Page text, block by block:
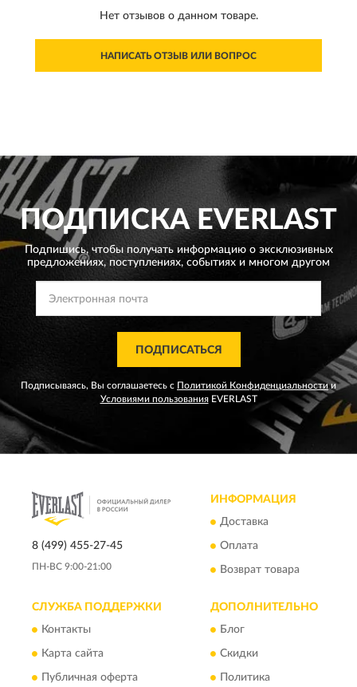
Нет отзывов о данном товаре.
НАПИСАТЬ ОТЗЫВ ИЛИ ВОПРОС
ПОДПИСКАEVERLAST
Подпишись, чтобы получать информацию о эксклюзивных
предложениях, поступлениях, событиях и многом другом
ПОДПИСАТЬСЯ
Подписываясь, Вы соглашаетесь с Политикой Конфиденциальности и
Условиями пользованияEVERLAST
8 (499) 455-27-45
ПН-ВС 9:00-21:00
ИНФОРМАЦИЯ
Доставка
Оплата
Возврат товара
СЛУЖБА ПОДДЕРЖКИ
Контакты
Карта сайта
Публичная оферта
ДОПОЛНИТЕЛЬНО
Блог
Скидки
Политика